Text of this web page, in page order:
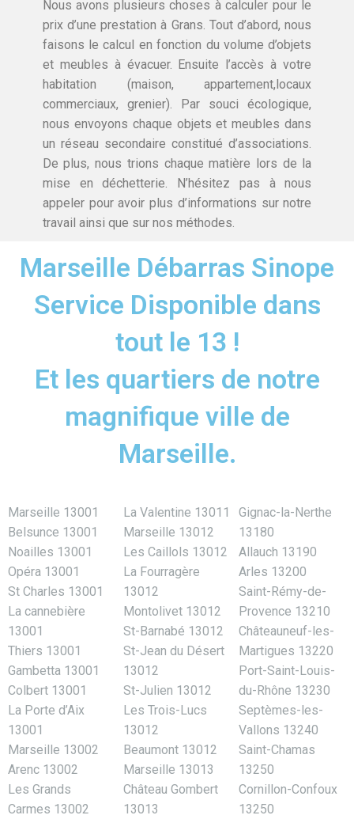
Nous avons plusieurs choses à calculer pour le
prix d’une prestation à Grans. Tout d’abord, nous
faisons le calcul en fonction du volume d’objets
et meubles à évacuer. Ensuite l’accès à votre
habitation (maison, appartement,locaux
commerciaux, grenier). Par souci écologique,
nous envoyons chaque objets et meubles dans
un réseau secondaire constitué d’associations.
De plus, nous trions chaque matière lors de la
mise en déchetterie. N’hésitez pas à nous
appeler pour avoir plus d’informations sur notre
travail ainsi que sur nos méthodes.
Marseille Débarras Sinope
Service Disponible dans
tout le 13 !
Et les quartiers de notre
magnifique ville de
Marseille.
Marseille 13001
Belsunce 13001
Noailles 13001
Opéra 13001
St Charles 13001
La cannebière
13001
Thiers 13001
Gambetta 13001
Colbert 13001
La Porte d’Aix
13001
Marseille 13002
Arenc 13002
Les Grands
Carmes 13002
La Valentine 13011
Marseille 13012
Les Caillols 13012
La Fourragère
13012
Montolivet 13012
St-Barnabé 13012
St-Jean du Désert
13012
St-Julien 13012
Les Trois-Lucs
13012
Beaumont 13012
Marseille 13013
Château Gombert
13013
Gignac-la-Nerthe
13180
Allauch 13190
Arles 13200
Saint-Rémy-de-
Provence 13210
Châteauneuf-les-
Martigues 13220
Port-Saint-Louis-
du-Rhône 13230
Septèmes-les-
Vallons 13240
Saint-Chamas
13250
Cornillon-Confoux
13250